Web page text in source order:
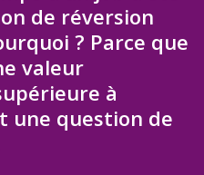
de réversion
? Parce que
valeur
à
une question de